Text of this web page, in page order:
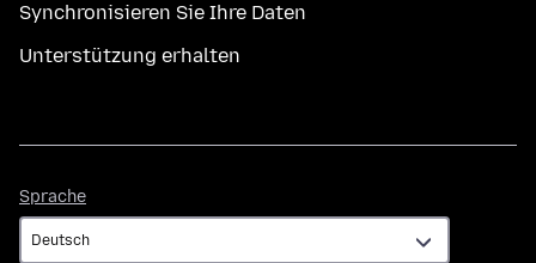
Synchronisieren Sie Ihre Daten
Unterstützung erhalten
Sprache